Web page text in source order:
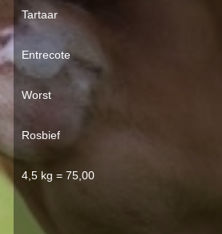
Tartaar
Entrecote
Worst
Rosbief
4,5 kg = 75,00